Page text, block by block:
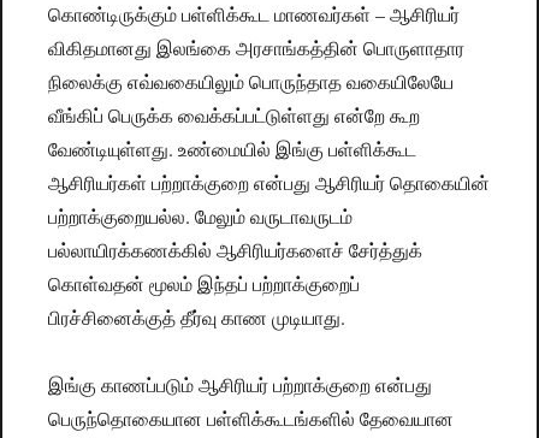
கொண்டிருக்கும் பள்ளிக்கூட மாணவர்கள் – ஆசிரியர்
விகிதமானது இலங்கை அரசாங்கத்தின் பொருளாதார
நிலைக்கு எவ்வகையிலும் பொருந்தாத வகையிலேயே
வீங்கிப் பெருக்க வைக்கப்பட்டுள்ளது என்றே கூற
வேண்டியுள்ளது. உண்மையில் இங்கு பள்ளிக்கூட
ஆசிரியர்கள் பற்றாக்குறை என்பது ஆசிரியர் தொகையின்
பற்றாக்குறையல்ல. மேலும் வருடாவருடம்
பல்லாயிரக்கணக்கில் ஆசிரியர்களைச் சேர்த்துக்
கொள்வதன் மூலம் இந்தப் பற்றாக்குறைப்
பிரச்சினைக்குத் தீர்வு காண முடியாது.
இங்கு காணப்படும் ஆசிரியர் பற்றாக்குறை என்பது
பெருந்தொகையான பள்ளிக்கூடங்களில் தேவையான